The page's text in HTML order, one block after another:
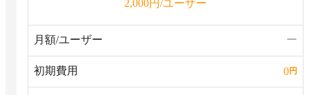
2,000円/ユーザー
月額/ユーザー ー
初期費用 0円